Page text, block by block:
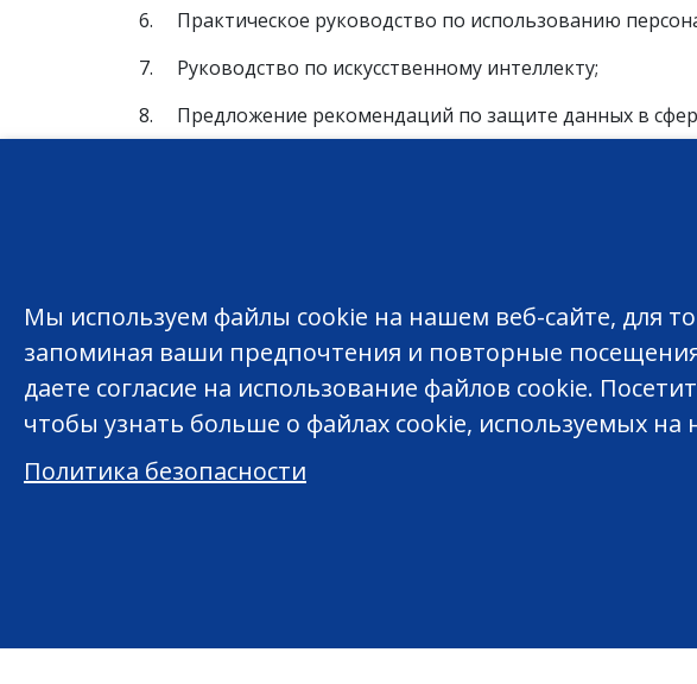
6. Практическое руководство по использованию
7. Руководство по искусственному интеллекту;
8. Предложение рекомендаций по защите данных в
Мы используем файлы cookie на нашем веб-сайте, для
запоминая ваши предпочтения и повторные
даете согласие на использование файлов cookie.
чтобы узнать больше о файлах cookie, используемых на
Политика безопасности